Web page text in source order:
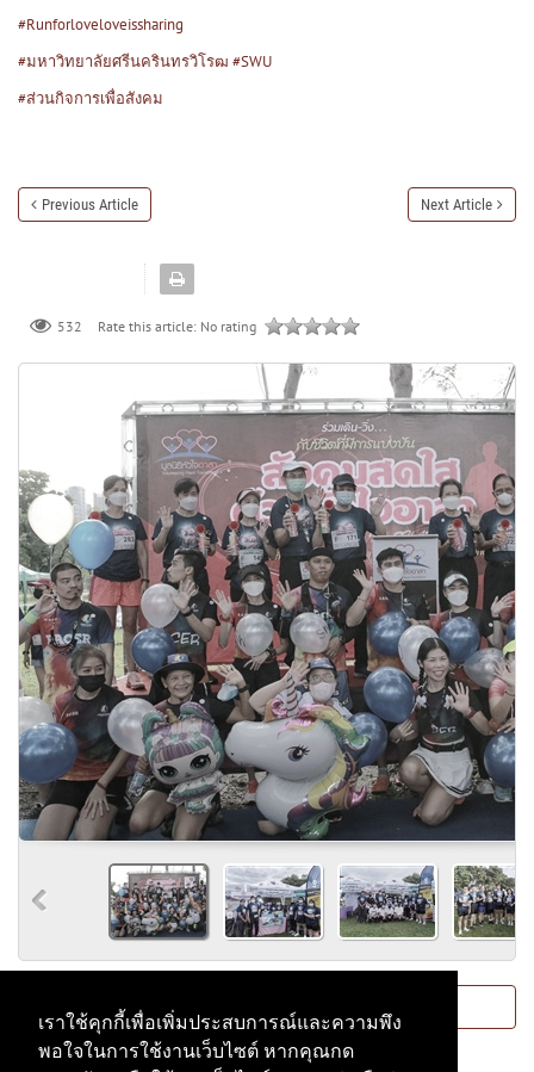
เราใช้คุกกี้เพื่อเพิ่มประสบการณ์และความพึง
พอใจในการใช้งานเว็บไซต์ หากคุณกด
#Runforloveloveissharing
#มหาวิทยาลัยศรีนครินทรวิโรฒ #SWU
#ส่วนกิจการเพื่อสังคม
Previous Article Next Article
532 Rate this article: No rating
or register